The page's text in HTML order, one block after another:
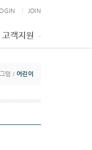
JOIN
고객지원
램 / 어린이